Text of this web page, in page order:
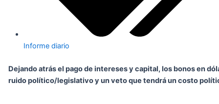
Informe diario
Dejando atrás el pago de intereses y capital, los bonos en
ruido político/legislativo y un veto que tendrá un costo